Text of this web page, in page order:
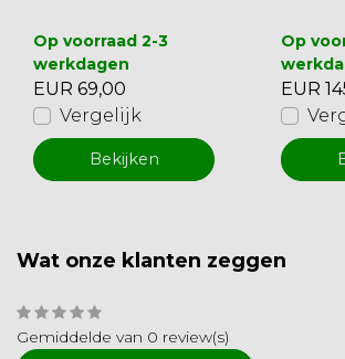
Op voorraad 2-3
werkdagen
EUR 69,00
Vergelijk
Bekijken
Op
EUR
Wat onze klanten zeggen
Gemiddelde van 0 review(s)